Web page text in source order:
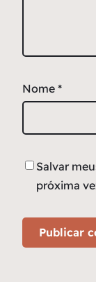
Nome *
Salvar
próxima